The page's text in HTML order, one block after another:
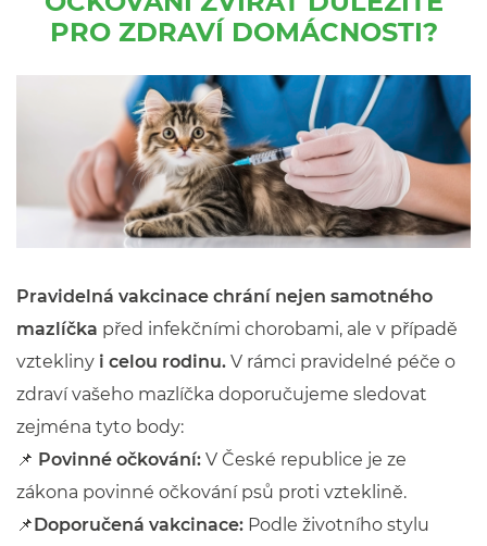
PRO ZDRAVÍ DOMÁCNOSTI?
Pravidelná vakcinace chrání nejen samotného
mazlíčka před infekčními chorobami, ale v případě
vztekliny i celou rodinu. V rámci pravidelné péče o
zdraví vašeho mazlíčka doporučujeme sledovat
zejména tyto body:
📌 Povinné očkování: V České republice je ze
zákona povinné očkování psů proti vzteklině.
📌 Doporučená vakcinace: Podle životního stylu